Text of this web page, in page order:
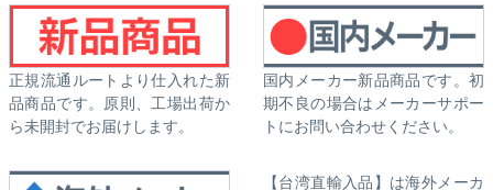
正規流通ルートより仕入れた新
品商品です。原則、工場出荷か
ら未開封でお届けします。
国内メーカー新品商品です。初
期不良の場合はメーカーサポー
トにお問い合わせください。
【台湾直輸入品】は海外メーカ